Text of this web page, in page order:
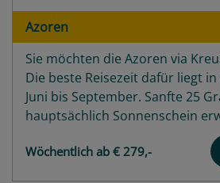
Azoren
Sie möchten die Azoren via
Die beste Reisezeit dafür liegt
Juni bis September. Sanfte 25
hauptsächlich Sonnenschein
auf den portugiesischen Inseln
Auf einer der neun Inseln Corvo,
Graciosa, Santa Maria, São
Wöchentlich ab € 279,-